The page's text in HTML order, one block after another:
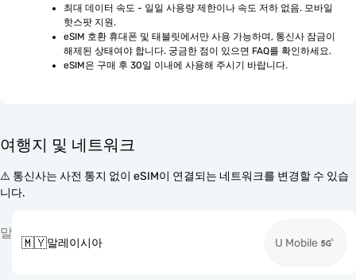
최대 데이터 속도 - 일일 사용량 제한이나 속도 저하 없음. 모바일
핫스팟 지원.
eSIM 호환 휴대폰 및 태블릿에서만 사용 가능하며, 통신사 잠금이
해제된 상태여야 합니다. 궁금한 점이 있으면 FAQ를 확인하세요.
eSIM은 구매 후 30일 이내에 사용해 주시기 바랍니다.
여행지 및 네트워크
⚠️ 통신사는 사전 통지 없이 eSIM이 연결되는 네트워크를 변경할 수 있습
니다.
말
🇲🇾말레이시아 U Mobile